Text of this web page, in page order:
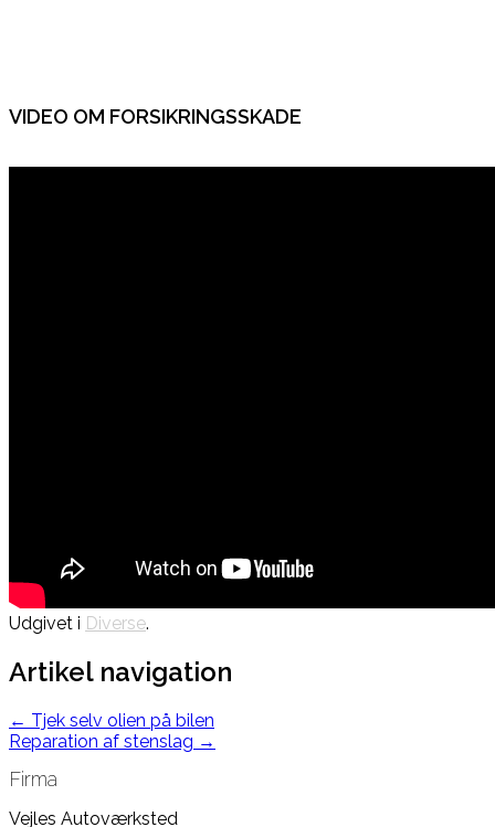
VIDEO OM FORSIKRINGSSKADE
Udgivet i Diverse.
Artikel navigation
← Tjek selv olien på bilen
Reparation af stenslag →
Firma
Vejles Autoværksted